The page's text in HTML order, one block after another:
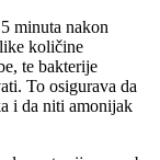
minuta nakon
količine
te bakterije
To osigurava da
i da niti amonijak